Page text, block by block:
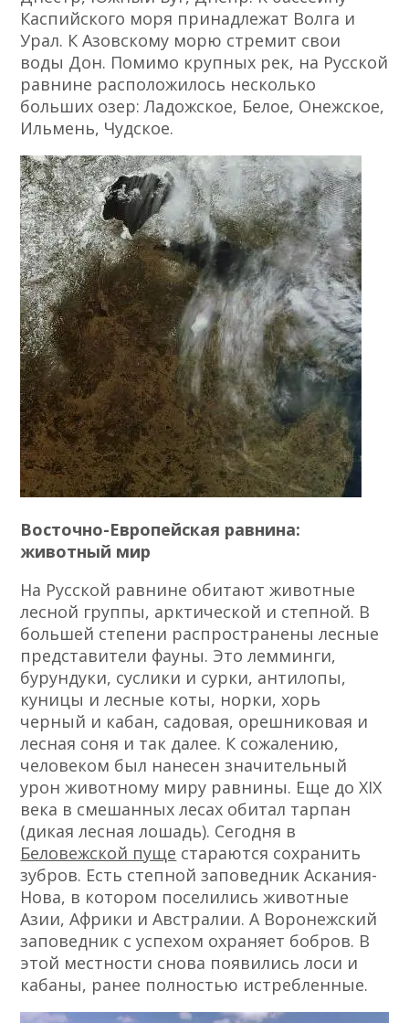
Каспийского моря принадлежат Волга и
Урал. К Азовскому морю стремит свои
воды Дон. Помимо крупных рек, на Русской
равнине расположилось несколько
больших озер: Ладожское, Белое, Онежское,
Ильмень, Чудское.
Восточно-Европейская равнина:
животный мир
На Русской равнине обитают животные
лесной группы, арктической и степной. В
большей степени распространены лесные
представители фауны. Это лемминги,
бурундуки, суслики и сурки, антилопы,
куницы и лесные коты, норки, хорь
черный и кабан, садовая, орешниковая и
лесная соня и так далее. К сожалению,
человеком был нанесен значительный
урон животному миру равнины. Еще до XIX
века в смешанных лесах обитал тарпан
(дикая лесная лошадь). Сегодня в
Беловежской пуще стараются сохранить
зубров. Есть степной заповедник Аскания-
Нова, в котором поселились животные
Азии, Африки и Австралии. А Воронежский
заповедник с успехом охраняет бобров. В
этой местности снова появились лоси и
кабаны, ранее полностью истребленные.